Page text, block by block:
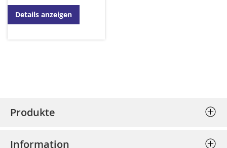
Details anzeigen
Produkte
Information